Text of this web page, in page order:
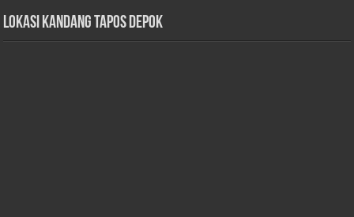
Lokasi Kandang Tapos Depok